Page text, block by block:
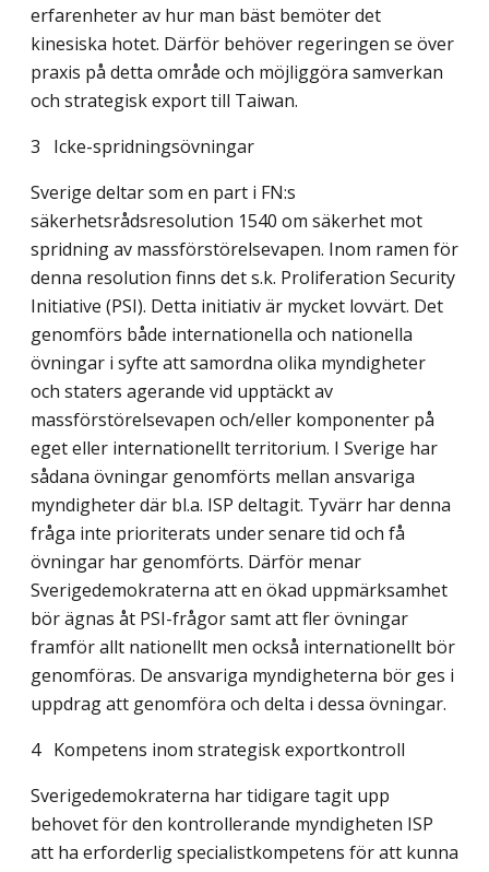
erfarenheter av hur man bäst bemöter det
kinesiska hotet. Därför behöver regeringen se över
praxis på detta område och möjliggöra samverkan
och strategisk export till Taiwan.
3 Icke-spridningsövningar
Sverige deltar som en part i FN:s
säkerhetsrådsresolution 1540 om säkerhet mot
spridning av massförstörelsevapen. Inom ramen för
denna resolution finns det s.k. Proliferation Security
Initiative (PSI). Detta initiativ är mycket lovvärt. Det
genomförs både internationella och nationella
övningar i syfte att samordna olika myndigheter
och staters agerande vid upptäckt av
massförstörelsevapen och/eller komponenter på
eget eller internationellt territorium. I Sverige har
sådana övningar genomförts mellan ansvariga
myndigheter där bl.a. ISP deltagit. Tyvärr har denna
fråga inte prioriterats under senare tid och få
övningar har genomförts. Därför menar
Sverigedemokraterna att en ökad uppmärksamhet
bör ägnas åt PSI-frågor samt att fler övningar
framför allt nationellt men också internationellt bör
genomföras. De ansvariga myndigheterna bör ges i
uppdrag att genomföra och delta i dessa övningar.
4 Kompetens inom strategisk exportkontroll
Sverigedemokraterna har tidigare tagit upp
behovet för den kontrollerande myndigheten ISP
att ha erforderlig specialistkompetens för att kunna